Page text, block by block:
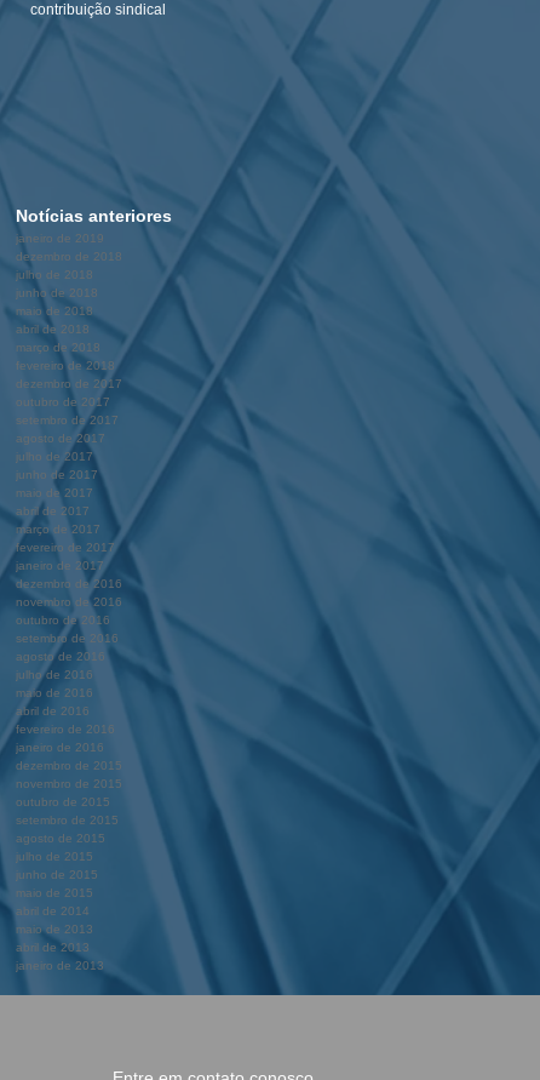
contribuição sindical
Notícias anteriores
janeiro de 2019
dezembro de 2018
julho de 2018
junho de 2018
maio de 2018
abril de 2018
março de 2018
fevereiro de 2018
dezembro de 2017
outubro de 2017
setembro de 2017
agosto de 2017
julho de 2017
junho de 2017
maio de 2017
abril de 2017
março de 2017
fevereiro de 2017
janeiro de 2017
dezembro de 2016
novembro de 2016
outubro de 2016
setembro de 2016
agosto de 2016
julho de 2016
maio de 2016
abril de 2016
fevereiro de 2016
janeiro de 2016
dezembro de 2015
novembro de 2015
outubro de 2015
setembro de 2015
agosto de 2015
julho de 2015
junho de 2015
maio de 2015
abril de 2014
maio de 2013
abril de 2013
janeiro de 2013